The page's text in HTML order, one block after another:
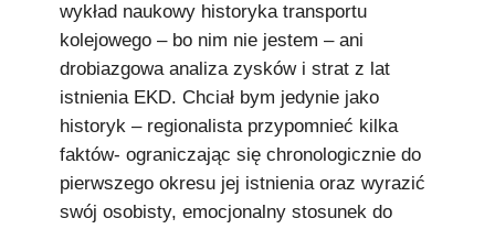
wykład naukowy historyka transportu
kolejowego – bo nim nie jestem – ani
drobiazgowa analiza zysków i strat z lat
istnienia EKD. Chciał bym jedynie jako
historyk – regionalista przypomnieć kilka
faktów- ograniczając się chronologicznie do
pierwszego okresu jej istnienia oraz wyrazić
swój osobisty, emocjonalny stosunek do